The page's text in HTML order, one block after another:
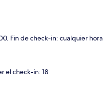
Fin de check-in: cualquier hora
el check-in: 18